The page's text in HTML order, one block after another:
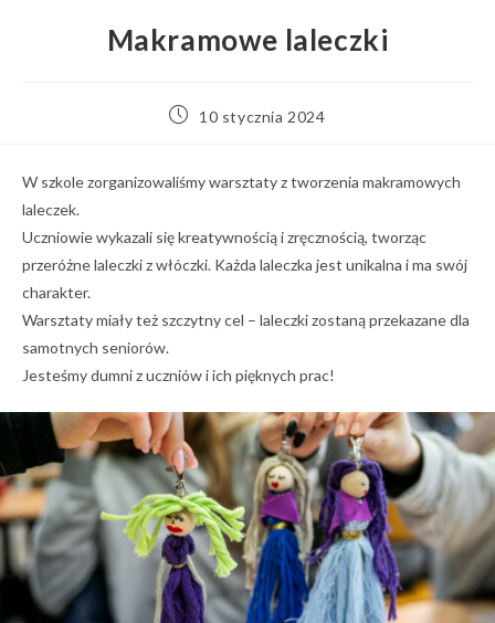
Makramowe laleczki
Post10 stycznia 2024
W szkole zorganizowaliśmy warsztaty z tworzenia makramowych
laleczek.
Uczniowie wykazali się kreatywnością i zręcznością, tworząc
przeróżne laleczki z włóczki. Każda laleczka jest unikalna i ma swój
charakter.
Warsztaty miały też szczytny cel – laleczki zostaną przekazane dla
samotnych seniorów.
Jesteśmy dumni z uczniów i ich pięknych prac!